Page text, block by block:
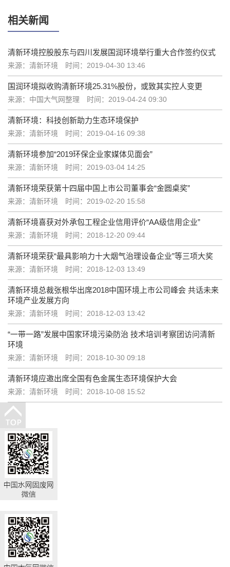
相关新闻
清新环境控股股东与四川发展国润环境举行重大合作签约仪式
来源：清新环境 时间：2019-04-30 13:46
国润环境拟收购清新环境25.31%股份，或致其实控人变更
来源：中国大气网整理 时间：2019-04-24 09:30
清新环境：科技创新助力生态环境保护
来源：清新环境 时间：2019-04-16 09:38
清新环境参加“2019环保企业家媒体见面会”
来源：清新环境 时间：2019-03-04 14:25
清新环境荣获第十四届中国上市公司董事会“金圆桌奖”
来源：清新环境 时间：2019-02-20 15:58
清新环境喜获对外承包工程企业信用评价“AA级信用企业”
来源：清新环境 时间：2018-12-20 09:44
清新环境荣获“最具影响力十大烟气治理设备企业”等三项大奖
来源：清新环境 时间：2018-12-03 13:49
清新环境总裁张根华出席2018中国环境上市公司峰会 共话未来
环境产业发展方向
来源：清新环境 时间：2018-12-03 13:42
“一带一路”发展中国家环境污染防治 技术培训考察团访问清新
环境
来源：清新环境 时间：2018-10-30 09:18
清新环境应邀出席全国有色金属生态环境保护大会
来源：清新环境 时间：2018-10-08 15:52